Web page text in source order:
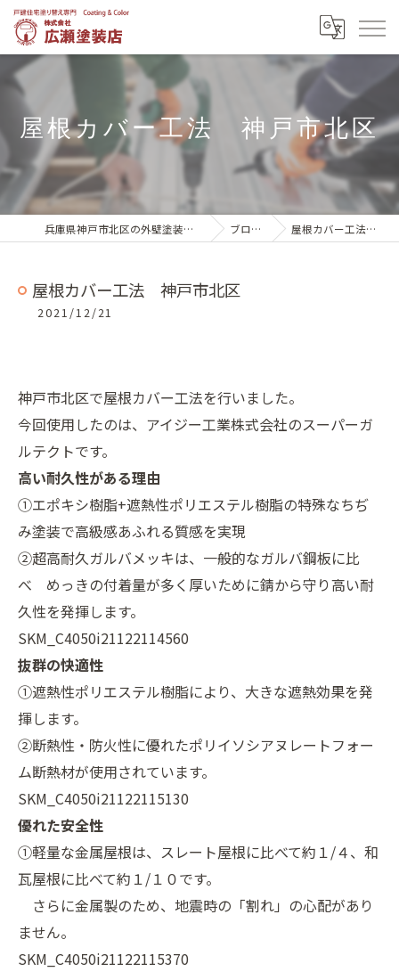
屋根カバー工法 神戸市北区
兵庫県神戸市北区の外壁塗装は株式会社広瀬塗装店 ブログ一覧 屋根カバー工法 神戸市北区
屋根カバー工法 神戸市北区
2021/12/21
神戸市北区で屋根カバー工法を行いました。
今回使用したのは、アイジー工業株式会社のスーパーガ
ルテクトです。
高い耐久性がある理由
①エポキシ樹脂+遮熱性ポリエステル樹脂の特殊なちぢ
み塗装で高級感あふれる質感を実現
②超高耐久ガルバメッキは、一般的なガルバ鋼板に比
べ めっきの付着量が多く厚いために錆から守り高い耐
久性を発揮します。
SKM_C4050i21122114560
抜群の快適性
①遮熱性ポリエステル樹脂により、大きな遮熱効果を発
揮します。
②断熱性・防火性に優れたポリイソシアヌレートフォー
ム断熱材が使用されています。
SKM_C4050i21122115130
優れた安全性
①軽量な金属屋根は、スレート屋根に比べて約１/４、和
瓦屋根に比べて約１/１０です。
さらに金属製のため、地震時の「割れ」の心配があり
ません。
SKM_C4050i21122115370